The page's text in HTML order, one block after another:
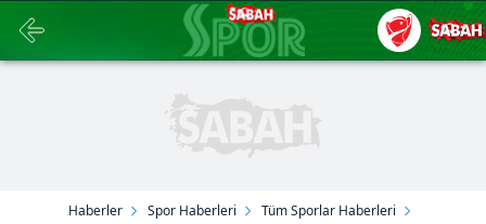
Haberler Spor Haberleri
Tüm Sporlar Haberleri